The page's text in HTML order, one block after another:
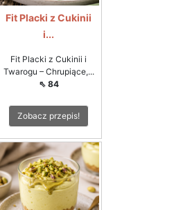
Fit Placki z Cukinii
i...
Fit Placki z Cukinii i
Twarogu – Chrupiące,...
⇖ 84
Zobacz przepis!